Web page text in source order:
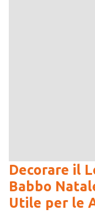
Decorare il
Babbo
Utile per le